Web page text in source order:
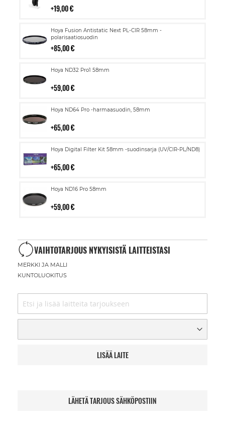
19,00 €
Hoya Fusion Antistatic Next PL-CIR 58mm -
polarisaatiosuodin
85,00 €
Lisää
ostoskoriin
Hoya ND32 Pro1 58mm
59,00 €
Lisää
Hoya ND64 Pro -harmaasuodin, 58mm
65,00 €
Lisää
Hoya Digital Filter Kit 58mm -suodinsarja (UV/CIR-PL/ND8)
65,00 €
Lisää
Hoya ND16 Pro 58mm
59,00 €
Lisää
VAIHTOTARJOUS NYKYISISTÄ LAITTEISTASI
MERKKI JA MALLI
KUNTOLUOKITUS
LISÄÄ LAITE
LÄHETÄ TARJOUS SÄHKÖPOSTIIN